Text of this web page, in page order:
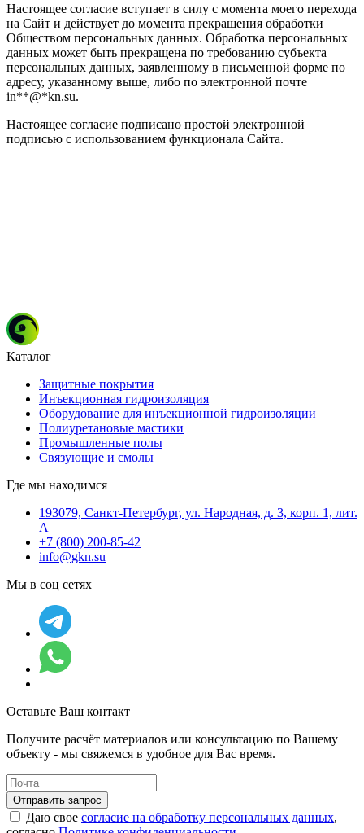
Настоящее согласие вступает в силу с момента моего перехода
на Сайт и действует до момента прекращения обработки
Обществом персональных данных. Обработка персональных
данных может быть прекращена по требованию субъекта
персональных данных, заявленному в письменной форме по
адресу, указанному выше, либо по электронной почте
in**@*kn.su.
Настоящее согласие подписано простой электронной
подписью с использованием функционала Сайта.
Каталог
Защитные покрытия
Инъекционная гидроизоляция
Оборудование для инъекционной гидроизоляции
Полиуретановые мастики
Промышленные полы
Связующие и смолы
Где мы находимся
193079, Санкт-Петербург, ул. Народная, д. 3, корп. 1, лит.
А
+7 (800) 200-85-42
info@gkn.su
Мы в соц сетях
Оставьте Ваш контакт
Получите расчёт материалов или консультацию по Вашему
объекту - мы свяжемся в удобное для Вас время.
Отправить запрос
Даю свое согласие на обработку персональных данных,